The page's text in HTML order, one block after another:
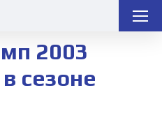
2003
сезоне